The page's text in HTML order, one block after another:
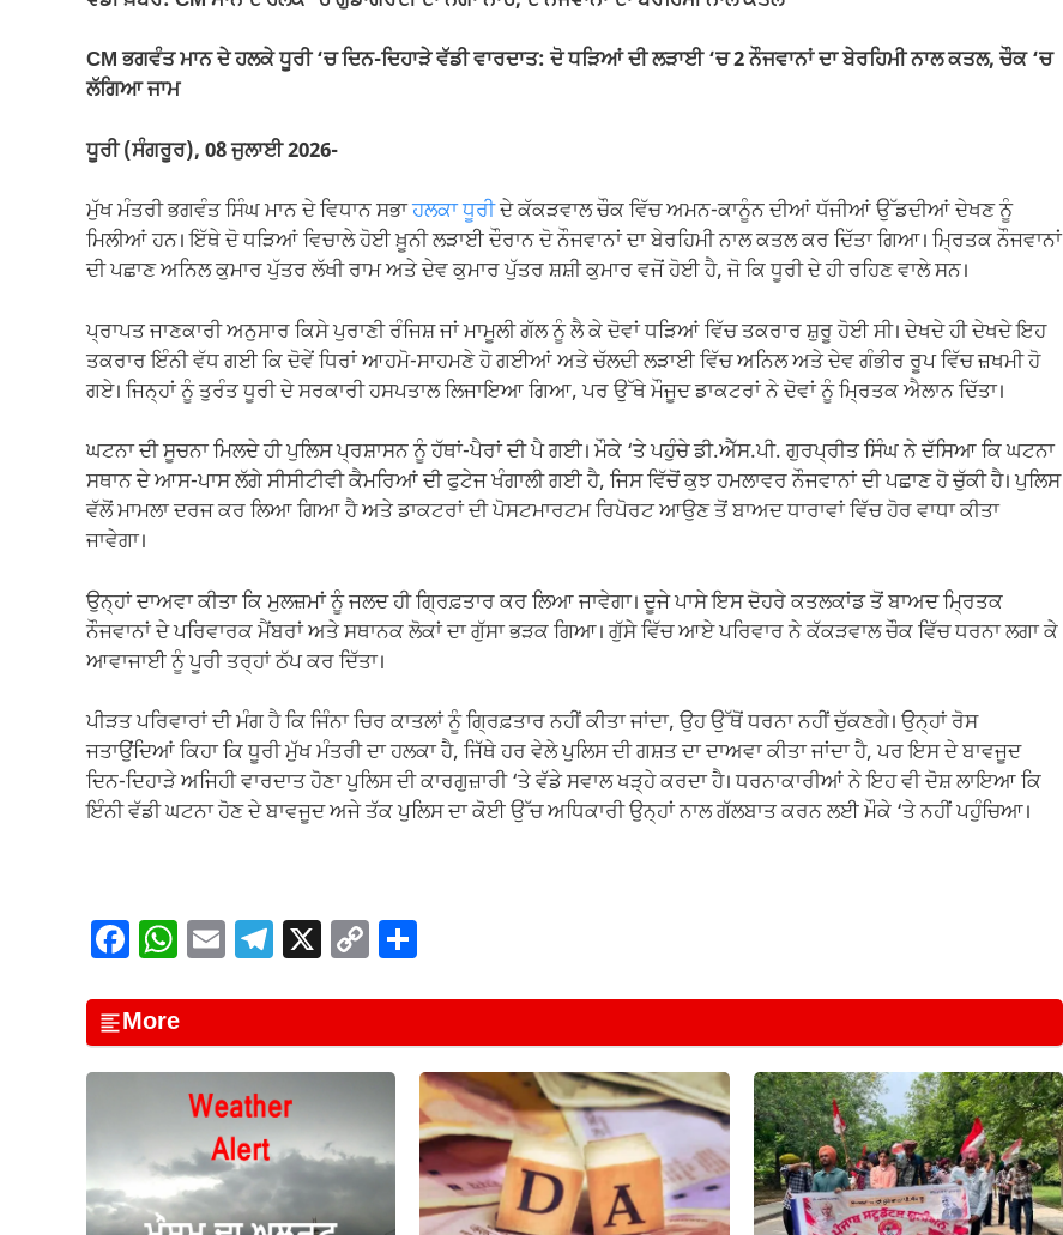
o
o
k
p
p
m
Li
n
CM ਭਗਵੰਤ ਮਾਨ ਦੇ ਹਲਕੇ ਧੂਰੀ ‘ਚ ਦਿਨ-ਦਿਹਾੜੇ ਵੱਡੀ ਵਾਰਦਾਤ: ਦੋ ਧੜਿਆਂ ਦੀ ਲੜਾਈ ‘ਚ 2 ਨੌਜਵਾਨਾਂ ਦਾ ਬੇਰਹਿਮੀ ਨਾਲ ਕਤਲ, ਚੌਕ ‘ਚ
ਲੱਗਿਆ ਜਾਮ
ਧੂਰੀ (ਸੰਗਰੂਰ), 08 ਜੁਲਾਈ 2026-
ਮੁੱਖ ਮੰਤਰੀ ਭਗਵੰਤ ਸਿੰਘ ਮਾਨ ਦੇ ਵਿਧਾਨ ਸਭਾਹਲਕਾ ਧੂਰੀਦੇ ਕੱਕੜਵਾਲ ਚੌਕ ਵਿੱਚ ਅਮਨ-ਕਾਨੂੰਨ ਦੀਆਂ ਧੱਜੀਆਂ ਉੱਡਦੀਆਂ ਦੇਖਣ ਨੂੰ
ਮਿਲੀਆਂ ਹਨ। ਇੱਥੇ ਦੋ ਧੜਿਆਂ ਵਿਚਾਲੇ ਹੋਈ ਖ਼ੂਨੀ ਲੜਾਈ ਦੌਰਾਨ ਦੋ ਨੌਜਵਾਨਾਂ ਦਾ ਬੇਰਹਿਮੀ ਨਾਲ ਕਤਲ ਕਰ ਦਿੱਤਾ ਗਿਆ। ਮ੍ਰਿਤਕ ਨੌਜਵਾਨਾਂ
ਦੀ ਪਛਾਣ ਅਨਿਲ ਕੁਮਾਰ ਪੁੱਤਰ ਲੱਖੀ ਰਾਮ ਅਤੇ ਦੇਵ ਕੁਮਾਰ ਪੁੱਤਰ ਸ਼ਸ਼ੀ ਕੁਮਾਰ ਵਜੋਂ ਹੋਈ ਹੈ, ਜੋ ਕਿ ਧੂਰੀ ਦੇ ਹੀ ਰਹਿਣ ਵਾਲੇ ਸਨ।
ਪ੍ਰਾਪਤ ਜਾਣਕਾਰੀ ਅਨੁਸਾਰ ਕਿਸੇ ਪੁਰਾਣੀ ਰੰਜਿਸ਼ ਜਾਂ ਮਾਮੂਲੀ ਗੱਲ ਨੂੰ ਲੈ ਕੇ ਦੋਵਾਂ ਧੜਿਆਂ ਵਿੱਚ ਤਕਰਾਰ ਸ਼ੁਰੂ ਹੋਈ ਸੀ। ਦੇਖਦੇ ਹੀ ਦੇਖਦੇ ਇਹ
ਤਕਰਾਰ ਇੰਨੀ ਵੱਧ ਗਈ ਕਿ ਦੋਵੇਂ ਧਿਰਾਂ ਆਹਮੋ-ਸਾਹਮਣੇ ਹੋ ਗਈਆਂ ਅਤੇ ਚੱਲਦੀ ਲੜਾਈ ਵਿੱਚ ਅਨਿਲ ਅਤੇ ਦੇਵ ਗੰਭੀਰ ਰੂਪ ਵਿੱਚ ਜ਼ਖਮੀ ਹੋ
ਗਏ। ਜਿਨ੍ਹਾਂ ਨੂੰ ਤੁਰੰਤ ਧੂਰੀ ਦੇ ਸਰਕਾਰੀ ਹਸਪਤਾਲ ਲਿਜਾਇਆ ਗਿਆ, ਪਰ ਉੱਥੇ ਮੌਜੂਦ ਡਾਕਟਰਾਂ ਨੇ ਦੋਵਾਂ ਨੂੰ ਮ੍ਰਿਤਕ ਐਲਾਨ ਦਿੱਤਾ।
ਘਟਨਾ ਦੀ ਸੂਚਨਾ ਮਿਲਦੇ ਹੀ ਪੁਲਿਸ ਪ੍ਰਸ਼ਾਸਨ ਨੂੰ ਹੱਥਾਂ-ਪੈਰਾਂ ਦੀ ਪੈ ਗਈ। ਮੌਕੇ ‘ਤੇ ਪਹੁੰਚੇ ਡੀ.ਐੱਸ.ਪੀ. ਗੁਰਪ੍ਰੀਤ ਸਿੰਘ ਨੇ ਦੱਸਿਆ ਕਿ ਘਟਨਾ
ਸਥਾਨ ਦੇ ਆਸ-ਪਾਸ ਲੱਗੇ ਸੀਸੀਟੀਵੀ ਕੈਮਰਿਆਂ ਦੀ ਫੁਟੇਜ ਖੰਗਾਲੀ ਗਈ ਹੈ, ਜਿਸ ਵਿੱਚੋਂ ਕੁਝ ਹਮਲਾਵਰ ਨੌਜਵਾਨਾਂ ਦੀ ਪਛਾਣ ਹੋ ਚੁੱਕੀ ਹੈ। ਪੁਲਿਸ
ਵੱਲੋਂ ਮਾਮਲਾ ਦਰਜ ਕਰ ਲਿਆ ਗਿਆ ਹੈ ਅਤੇ ਡਾਕਟਰਾਂ ਦੀ ਪੋਸਟਮਾਰਟਮ ਰਿਪੋਰਟ ਆਉਣ ਤੋਂ ਬਾਅਦ ਧਾਰਾਵਾਂ ਵਿੱਚ ਹੋਰ ਵਾਧਾ ਕੀਤਾ
ਜਾਵੇਗਾ।
ਉਨ੍ਹਾਂ ਦਾਅਵਾ ਕੀਤਾ ਕਿ ਮੁਲਜ਼ਮਾਂ ਨੂੰ ਜਲਦ ਹੀ ਗ੍ਰਿਫ਼ਤਾਰ ਕਰ ਲਿਆ ਜਾਵੇਗਾ। ਦੂਜੇ ਪਾਸੇ ਇਸ ਦੋਹਰੇ ਕਤਲਕਾਂਡ ਤੋਂ ਬਾਅਦ ਮ੍ਰਿਤਕ
ਨੌਜਵਾਨਾਂ ਦੇ ਪਰਿਵਾਰਕ ਮੈਂਬਰਾਂ ਅਤੇ ਸਥਾਨਕ ਲੋਕਾਂ ਦਾ ਗੁੱਸਾ ਭੜਕ ਗਿਆ। ਗੁੱਸੇ ਵਿੱਚ ਆਏ ਪਰਿਵਾਰ ਨੇ ਕੱਕੜਵਾਲ ਚੌਕ ਵਿੱਚ ਧਰਨਾ ਲਗਾ ਕੇ
ਆਵਾਜਾਈ ਨੂੰ ਪੂਰੀ ਤਰ੍ਹਾਂ ਠੱਪ ਕਰ ਦਿੱਤਾ।
ਪੀੜਤ ਪਰਿਵਾਰਾਂ ਦੀ ਮੰਗ ਹੈ ਕਿ ਜਿੰਨਾ ਚਿਰ ਕਾਤਲਾਂ ਨੂੰ ਗ੍ਰਿਫ਼ਤਾਰ ਨਹੀਂ ਕੀਤਾ ਜਾਂਦਾ, ਉਹ ਉੱਥੋਂ ਧਰਨਾ ਨਹੀਂ ਚੁੱਕਣਗੇ। ਉਨ੍ਹਾਂ ਰੋਸ
ਜਤਾਉਂਦਿਆਂ ਕਿਹਾ ਕਿ ਧੂਰੀ ਮੁੱਖ ਮੰਤਰੀ ਦਾ ਹਲਕਾ ਹੈ, ਜਿੱਥੇ ਹਰ ਵੇਲੇ ਪੁਲਿਸ ਦੀ ਗਸ਼ਤ ਦਾ ਦਾਅਵਾ ਕੀਤਾ ਜਾਂਦਾ ਹੈ, ਪਰ ਇਸ ਦੇ ਬਾਵਜੂਦ
ਦਿਨ-ਦਿਹਾੜੇ ਅਜਿਹੀ ਵਾਰਦਾਤ ਹੋਣਾ ਪੁਲਿਸ ਦੀ ਕਾਰਗੁਜ਼ਾਰੀ ‘ਤੇ ਵੱਡੇ ਸਵਾਲ ਖੜ੍ਹੇ ਕਰਦਾ ਹੈ। ਧਰਨਾਕਾਰੀਆਂ ਨੇ ਇਹ ਵੀ ਦੋਸ਼ ਲਾਇਆ ਕਿ
ਇੰਨੀ ਵੱਡੀ ਘਟਨਾ ਹੋਣ ਦੇ ਬਾਵਜੂਦ ਅਜੇ ਤੱਕ ਪੁਲਿਸ ਦਾ ਕੋਈ ਉੱਚ ਅਧਿਕਾਰੀ ਉਨ੍ਹਾਂ ਨਾਲ ਗੱਲਬਾਤ ਕਰਨ ਲਈ ਮੌਕੇ ‘ਤੇ ਨਹੀਂ ਪਹੁੰਚਿਆ।
F
c
e
o
o
k
W
at
s
A
p
p
E
ail
T
e
gr
a
m
X C
p
y
Li
n
k
ar
e
More